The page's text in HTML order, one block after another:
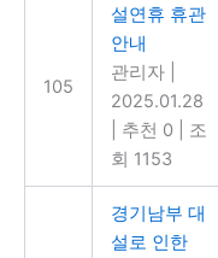
105
설연휴 휴관
안내
관리자
2025.01.28
추천 0
조
회 1153
경기남부 대
설로 인한